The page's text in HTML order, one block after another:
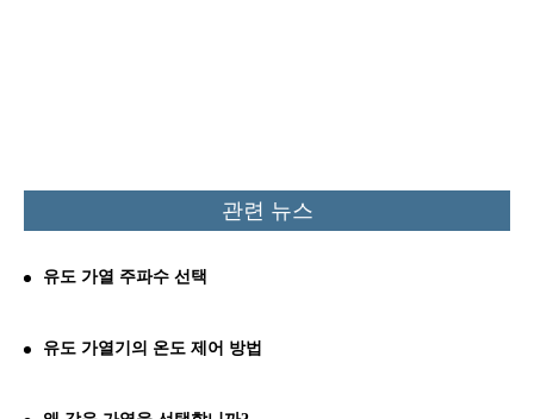
관련 뉴스
유도 가열 주파수 선택
유도 가열기의 온도 제어 방법